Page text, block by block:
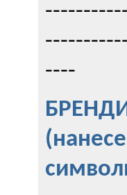
----